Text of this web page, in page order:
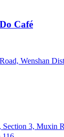
Café
Wenshan
3, Muxin